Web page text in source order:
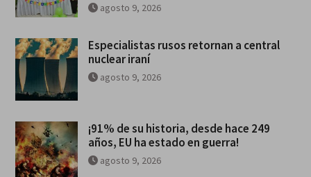
agosto 9, 2026
Especialistas rusos retornan a central
nuclear iraní
agosto 9, 2026
¡91% de su historia, desde hace 249
años, EU ha estado en guerra!
agosto 9, 2026